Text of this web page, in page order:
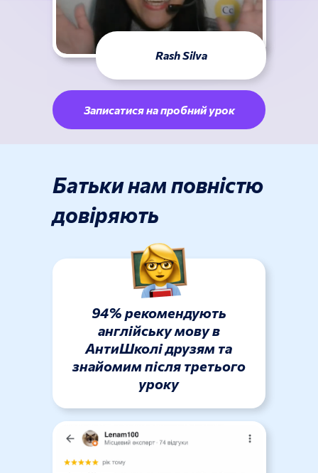
Rash Silva
Записатися на пробний урок
94% рекомендують
англійську мову в
АнтиШколі друзям та
знайомим після третього
уроку
Батьки намповністю
довіряють